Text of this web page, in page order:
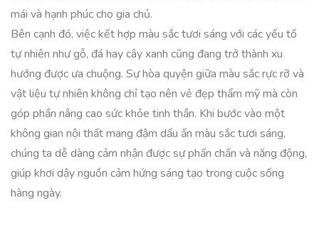
mái và hạnh phúc cho gia chủ.
Bên cạnh đó, việc kết hợp màu sắc tươi sáng với các yếu tố
tự nhiên như gỗ, đá hay cây xanh cũng đang trở thành xu
hướng được ưa chuộng. Sự hòa quyện giữa màu sắc rực rỡ và
vật liệu tự nhiên không chỉ tạo nên vẻ đẹp thẩm mỹ mà còn
góp phần nâng cao sức khỏe tinh thần. Khi bước vào một
không gian nội thất mang đậm dấu ấn màu sắc tươi sáng,
chúng ta dễ dàng cảm nhận được sự phấn chấn và năng động,
giúp khơi dậy nguồn cảm hứng sáng tạo trong cuộc sống
hàng ngày.